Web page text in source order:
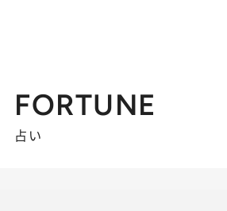
FORTUNE
占い